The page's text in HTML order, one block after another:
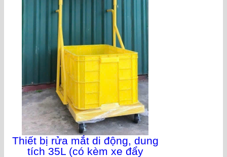
Thiết bị rửa mắt di động, dung
tích 35L (có kèm xe đẩy